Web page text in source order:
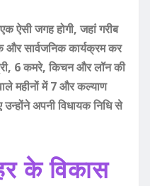
ऐसी जगह होगी, जहां गरीब
और सार्वजनिक कार्यक्रम कर
6 कमरे, किचन और लॉन की
महीनों में 7 और कल्याण
अपनी विधायक निधि से
के विकास